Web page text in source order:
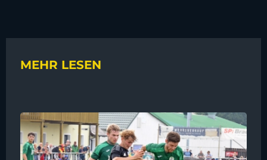
MEHR LESEN